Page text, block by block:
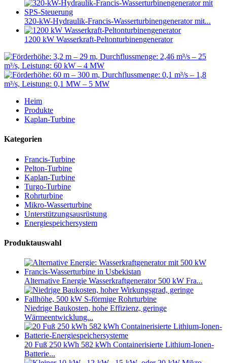
320-kW-Hydraulik-Francis-Wasserturbinengenerator mit...
1200 kW Wasserkraft-Peltonturbinengenerator
Heim
Produkte
Kaplan-Turbine
Kategorien
Francis-Turbine
Pelton-Turbine
Kaplan-Turbine
Turgo-Turbine
Rohrturbine
Mikro-Wasserturbine
Unterstützungsausrüstung
Energiespeichersystem
Produktauswahl
Alternative Energie Wasserkraftgenerator 500 kW Fra...
Niedrige Baukosten, hohe Effizienz, geringe
Wärmeentwicklung...
20 Fuß 250 kWh 582 kWh Containerisierte Lithium-Ionen-
Batterie...